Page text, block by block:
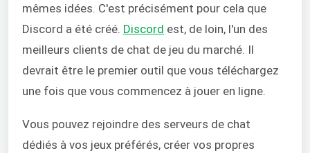
mêmes idées. C'est précisément pour cela que
Discord a été créé. Discord est, de loin, l'un des
meilleurs clients de chat de jeu du marché. Il
devrait être le premier outil que vous téléchargez
une fois que vous commencez à jouer en ligne.
Vous pouvez rejoindre des serveurs de chat
dédiés à vos jeux préférés, créer vos propres